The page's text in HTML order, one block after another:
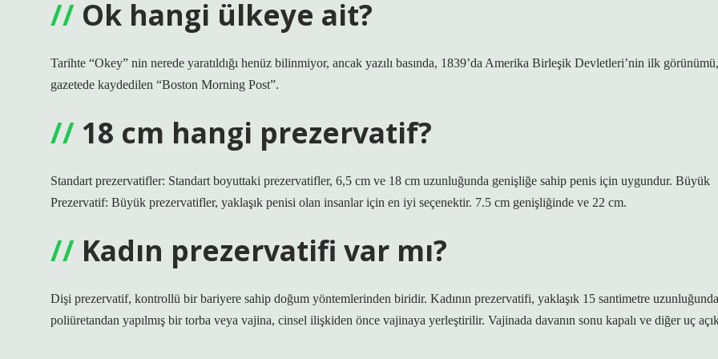
Ok hangi ülkeye ait?
Tarihte “Okey” nin nerede yaratıldığı henüz bilinmiyor, ancak yazılı basında, 1839’da Amerika Birleşik Devletleri’nin ilk görünümü,
gazetede kaydedilen “Boston Morning Post”.
18 cm hangi prezervatif?
Standart prezervatifler: Standart boyuttaki prezervatifler, 6,5 cm ve 18 cm uzunluğunda genişliğe sahip penis için uygundur. Büyük
Prezervatif: Büyük prezervatifler, yaklaşık penisi olan insanlar için en iyi seçenektir. 7.5 cm genişliğinde ve 22 cm.
Kadın prezervatifi var mı?
Dişi prezervatif, kontrollü bir bariyere sahip doğum yöntemlerinden biridir. Kadının prezervatifi, yaklaşık 15 santimetre uzunluğunda
poliüretandan yapılmış bir torba veya vajina, cinsel ilişkiden önce vajinaya yerleştirilir. Vajinada davanın sonu kapalı ve diğer uç